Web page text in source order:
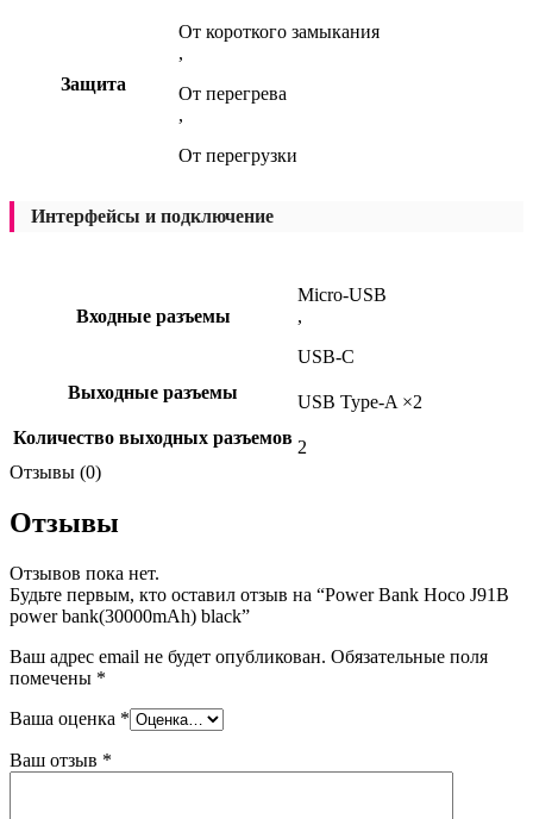
Защита
От короткого замыкания
,
От перегрева
,
От перегрузки
Интерфейсы и подключение
Входные разъемы
Micro-USB
,
USB-C
Выходные разъемы
USB Type-A ×2
Количество выходных разъемов 2
Отзывы (0)
Отзывы
Отзывов пока нет.
Будьте первым, кто оставил отзыв на “Power Bank Hoco J91B
power bank(30000mAh) black”
Ваш адрес email не будет опубликован. Обязательные поля
помечены *
Ваша оценка *
Ваш отзыв *